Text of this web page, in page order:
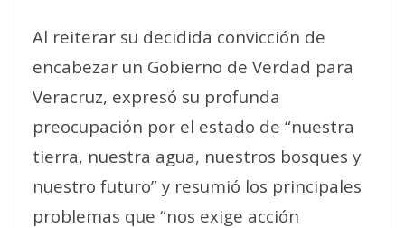
Al reiterar su decidida convicción de
encabezar un Gobierno de Verdad para
Veracruz, expresó su profunda
preocupación por el estado de “nuestra
tierra, nuestra agua, nuestros bosques y
nuestro futuro” y resumió los principales
problemas que “nos exige acción